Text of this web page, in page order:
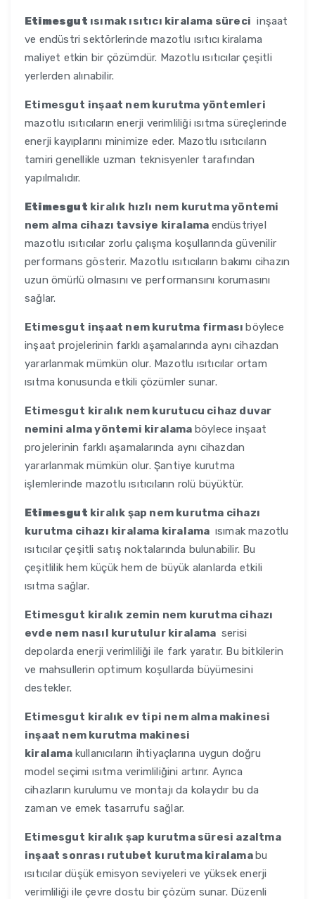
Etimesgut ısımak ısıtıcı kiralama süreci inşaat
ve endüstri sektörlerinde mazotlu ısıtıcı kiralama
maliyet etkin bir çözümdür. Mazotlu ısıtıcılar çeşitli
yerlerden alınabilir.
Etimesgut inşaat nem kurutma yöntemleri
mazotlu ısıtıcıların enerji verimliliği ısıtma süreçlerinde
enerji kayıplarını minimize eder. Mazotlu ısıtıcıların
tamiri genellikle uzman teknisyenler tarafından
yapılmalıdır.
Etimesgut kiralık hızlı nem kurutma yöntemi
nem alma cihazı tavsiye kiralama endüstriyel
mazotlu ısıtıcılar zorlu çalışma koşullarında güvenilir
performans gösterir. Mazotlu ısıtıcıların bakımı cihazın
uzun ömürlü olmasını ve performansını korumasını
sağlar.
Etimesgut inşaat nem kurutma firmasıböylece
inşaat projelerinin farklı aşamalarında aynı cihazdan
yararlanmak mümkün olur. Mazotlu ısıtıcılar ortam
ısıtma konusunda etkili çözümler sunar.
Etimesgut kiralık nem kurutucu cihaz duvar
nemini alma yöntemi kiralama böylece inşaat
projelerinin farklı aşamalarında aynı cihazdan
yararlanmak mümkün olur. Şantiye kurutma
işlemlerinde mazotlu ısıtıcıların rolü büyüktür.
Etimesgut kiralık şap nem kurutma cihazı
kurutma cihazı kiralama kiralama ısımak mazotlu
ısıtıcılar çeşitli satış noktalarında bulunabilir. Bu
çeşitlilik hem küçük hem de büyük alanlarda etkili
ısıtma sağlar.
Etimesgut kiralık zemin nem kurutma cihazı
evde nem nasıl kurutulur kiralama serisi
depolarda enerji verimliliği ile fark yaratır. Bu bitkilerin
ve mahsullerin optimum koşullarda büyümesini
destekler.
Etimesgut kiralık ev tipi nem alma makinesi
inşaat nem kurutma makinesi
kiralama kullanıcıların ihtiyaçlarına uygun doğru
model seçimi ısıtma verimliliğini artırır. Ayrıca
cihazların kurulumu ve montajı da kolaydır bu da
zaman ve emek tasarrufu sağlar.
Etimesgut kiralık şap kurutma süresi azaltma
inşaat sonrası rutubet kurutma kiralamabu
ısıtıcılar düşük emisyon seviyeleri ve yüksek enerji
verimliliği ile çevre dostu bir çözüm sunar. Düzenli